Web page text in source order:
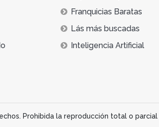
Franquicias Baratas
Lás más buscadas
Inteligencia Artificial
Prohibida la reproducción total o